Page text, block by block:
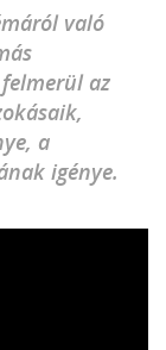
való
az
a
igénye.